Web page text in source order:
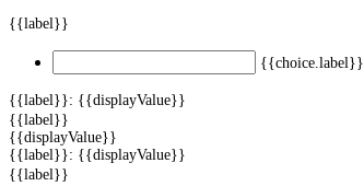
{{label}}
{{choice.label}}
{{label}}: {{displayValue}}
{{label}}
{{displayValue}}
{{label}}: {{displayValue}}
{{label}}